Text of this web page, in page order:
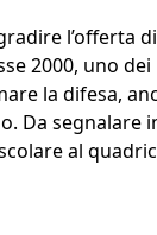
l’offerta
2000, uno
la difesa,
Da segnalare
al